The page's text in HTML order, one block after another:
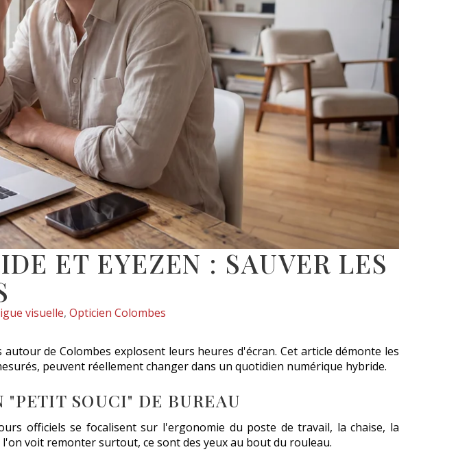
ET EYEZEN : SAUVER LES
visuelle, Opticien Colombes
de Colombes explosent leurs heures d'écran. Cet article démonte les
peuvent réellement changer dans un quotidien numérique hybride.
SOUCI" DE BUREAU
officiels se focalisent sur l'ergonomie du poste de travail, la chaise, la
voit remonter surtout, ce sont des yeux au bout du rouleau.